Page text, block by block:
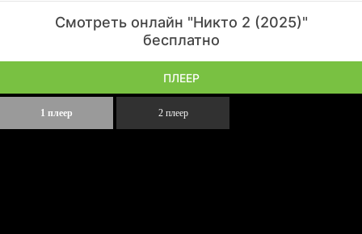
Смотреть онлайн "Никто 2 (2025)"
бесплатно
ПЛЕЕР
1 плеер 2 плеер